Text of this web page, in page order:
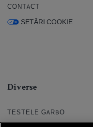
CONTACT
SETĂRI COOKIE
Diverse
TESTELE GARBO